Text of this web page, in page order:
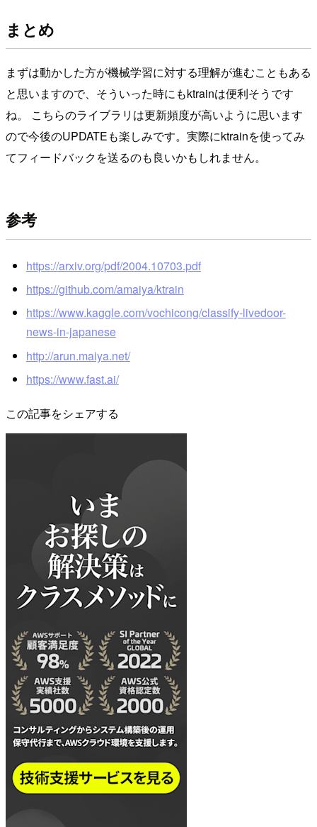
まとめ
まずは動かした方が機械学習に対する理解が進むこともある
と思いますので、そういった時にもktrainは便利そうです
ね。 こちらのライブラリは更新頻度が高いように思います
ので今後のUPDATEも楽しみです。実際にktrainを使ってみ
てフィードバックを送るのも良いかもしれません。
参考
https://arxiv.org/pdf/2004.10703.pdf
https://github.com/amaiya/ktrain
https://www.kaggle.com/vochicong/classify-livedoor-
news-in-japanese
http://arun.maiya.net/
https://www.fast.ai/
この記事をシェアする